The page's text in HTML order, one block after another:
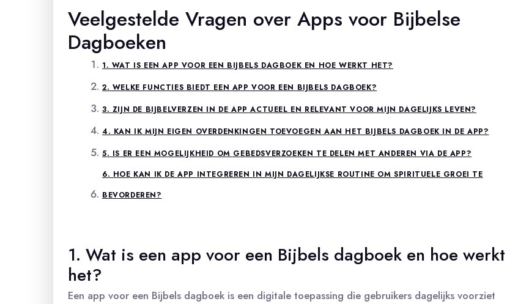
Veelgestelde Vragen over Apps voor Bijbelse
Dagboeken
1. WAT IS EEN APP VOOR EEN BIJBELS DAGBOEK EN HOE WERKT HET?
2. WELKE FUNCTIES BIEDT EEN APP VOOR EEN BIJBELS DAGBOEK?
3. ZIJN DE BIJBELVERZEN IN DE APP ACTUEEL EN RELEVANT VOOR MIJN DAGELIJKS LEVEN?
4. KAN IK MIJN EIGEN OVERDENKINGEN TOEVOEGEN AAN HET BIJBELS DAGBOEK IN DE APP?
5. IS ER EEN MOGELIJKHEID OM GEBEDSVERZOEKEN TE DELEN MET ANDEREN VIA DE APP?
6. HOE KAN IK DE APP INTEGREREN IN MIJN DAGELIJKSE ROUTINE OM SPIRITUELE GROEI TE
BEVORDEREN?
1. Wat is een app voor een Bijbels dagboek en hoe werkt
het?
Een app voor een Bijbels dagboek is een digitale toepassing die gebruikers dagelijks voorziet